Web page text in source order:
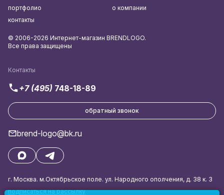
Контакты
+7 (495) 748-18-89
обратный звонок
brend-logo@bk.ru
г. Москва. м.Октябрьское поле. ул. Народного ополчения, д. 38 к. 3
подписаться на рассылку
портфолио
о компании
контакты
© 2006-2026 Интернет-магазин BRENDLOGO.
Все права защищены